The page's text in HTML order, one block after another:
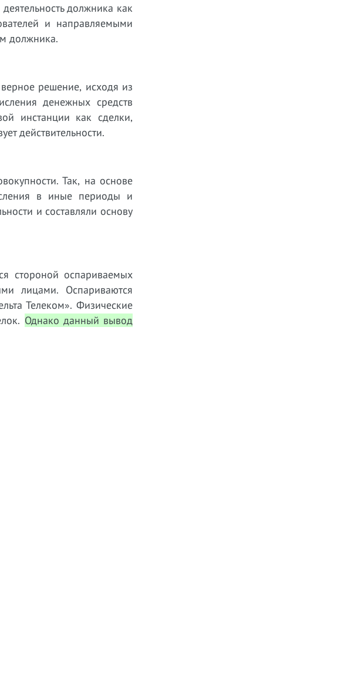
должника как
и направляемыми
должника.
решение, исходя из
денежных средств
инстанции как сделки,
действительности.
Так, на основе
в иные периоды и
и составляли основу
стороной оспариваемых
лицами. Оспариваются
Телеком». Физические
Однако данный вывод